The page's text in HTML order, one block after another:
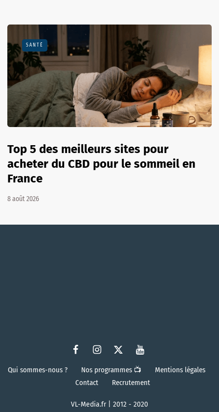
SANTÉ
Top 5 des meilleurs sites pour
acheter du CBD pour le sommeil en
France
8 août 2026
Qui sommes-nous ? Nos programmes 📺
Mentions légales
Contact
Recrutement
VL-Media.fr | 2012 - 2020